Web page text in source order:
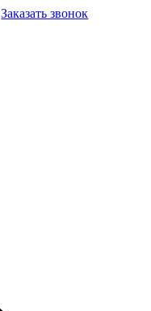
Заказать звонок